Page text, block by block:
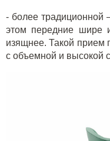
- более традиционной
этом передние шире
изящнее. Такой прием
с объемной и высокой